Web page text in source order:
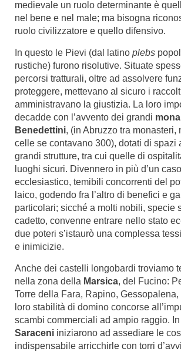
medievale un ruolo determinante è
nel bene e nel male; ma bisogna
ruolo civilizzatore e quello difensivo.
In questo le Pievi (dal latino plebs
rustiche) furono risolutive. Situate
percorsi tratturali, oltre ad assolvere
proteggere, mettevano al sicuro i
amministravano la giustizia. La loro
decadde con l’avvento dei grandi
Benedettini, (in Abruzzo tra monasteri,
celle se contavano 300), dotati di spazi
grandi strutture, tra cui quelle di
luoghi sicuri. Divennero in più d’un
ecclesiastico, temibili concorrenti del
laico, godendo fra l’altro di benefici e
particolari; sicché a molti nobili, specie
cadetto, convenne entrare nello stato
due poteri s’istaurò una complessa
e inimicizie.
Anche dei castelli longobardi troviamo
nella zona della Marsica, del Fucino:
Torre della Fara, Rapino, Gessopalena,
loro stabilità di domino concorse
scambi commerciali ad ampio raggio.
Saraceni iniziarono ad assediare le
indispensabile arricchirle con torri